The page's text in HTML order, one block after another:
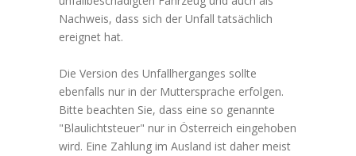
Nachweis, dass sich der Unfall tatsächlich
ereignet hat.
Die Version des Unfallherganges sollte
ebenfalls nur in der Muttersprache erfolgen.
Bitte beachten Sie, dass eine so genannte
"Blaulichtsteuer" nur in Österreich eingehoben
wird. Eine Zahlung im Ausland ist daher meist